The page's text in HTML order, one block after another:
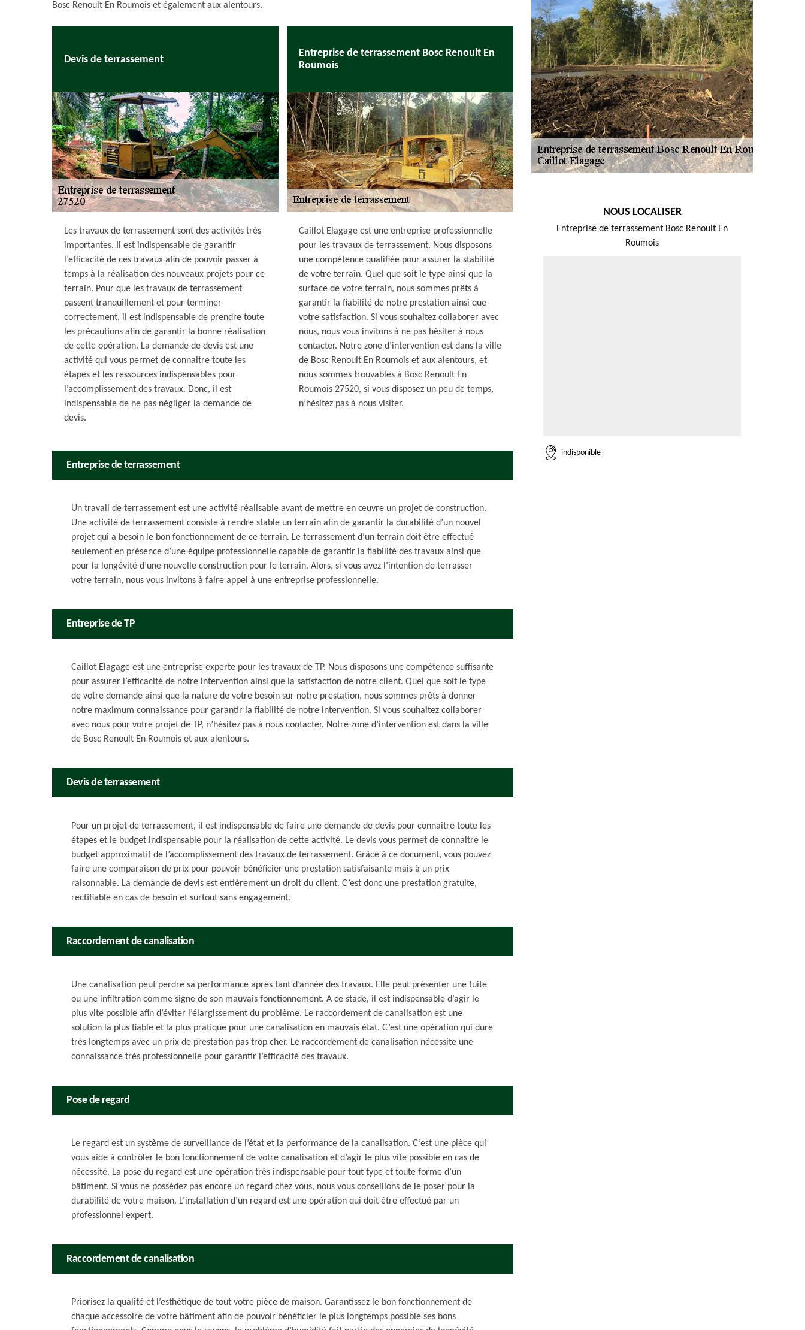
Bosc Renoult En Roumois et également aux alentours.
Devis de terrassement
Les travaux de terrassement sont des activités très
importantes. Il est indispensable de garantir
l’efficacité de ces travaux afin de pouvoir passer à
temps à la réalisation des nouveaux projets pour ce
terrain. Pour que les travaux de terrassement
passent tranquillement et pour terminer
correctement, il est indispensable de prendre toute
les précautions afin de garantir la bonne réalisation
de cette opération. La demande de devis est une
activité qui vous permet de connaitre toute les
étapes et les ressources indispensables pour
l’accomplissement des travaux. Donc, il est
indispensable de ne pas négliger la demande de
devis.
Entreprise de terrassement Bosc Renoult En
Roumois
Caillot Elagage est une entreprise professionnelle
pour les travaux de terrassement. Nous disposons
une compétence qualifiée pour assurer la stabilité
de votre terrain. Quel que soit le type ainsi que la
surface de votre terrain, nous sommes prêts à
garantir la fiabilité de notre prestation ainsi que
votre satisfaction. Si vous souhaitez collaborer avec
nous, nous vous invitons à ne pas hésiter à nous
contacter. Notre zone d’intervention est dans la ville
de Bosc Renoult En Roumois et aux alentours, et
nous sommes trouvables à Bosc Renoult En
Roumois 27520, si vous disposez un peu de temps,
n’hésitez pas à nous visiter.
Entreprise de terrassement
Un travail de terrassement est une activité réalisable avant de mettre en œuvre un projet de construction.
Une activité de terrassement consiste à rendre stable un terrain afin de garantir la durabilité d’un nouvel
projet qui a besoin le bon fonctionnement de ce terrain. Le terrassement d’un terrain doit être effectué
seulement en présence d’une équipe professionnelle capable de garantir la fiabilité des travaux ainsi que
pour la longévité d’une nouvelle construction pour le terrain. Alors, si vous avez l’intention de terrasser
votre terrain, nous vous invitons à faire appel à une entreprise professionnelle.
Entreprise de TP
Caillot Elagage est une entreprise experte pour les travaux de TP. Nous disposons une compétence suffisante
pour assurer l’efficacité de notre intervention ainsi que la satisfaction de notre client. Quel que soit le type
de votre demande ainsi que la nature de votre besoin sur notre prestation, nous sommes prêts à donner
notre maximum connaissance pour garantir la fiabilité de notre intervention. Si vous souhaitez collaborer
avec nous pour votre projet de TP, n’hésitez pas à nous contacter. Notre zone d’intervention est dans la ville
de Bosc Renoult En Roumois et aux alentours.
Devis de terrassement
Pour un projet de terrassement, il est indispensable de faire une demande de devis pour connaitre toute les
étapes et le budget indispensable pour la réalisation de cette activité. Le devis vous permet de connaitre le
budget approximatif de l’accomplissement des travaux de terrassement. Grâce à ce document, vous pouvez
faire une comparaison de prix pour pouvoir bénéficier une prestation satisfaisante mais à un prix
raisonnable. La demande de devis est entièrement un droit du client. C’est donc une prestation gratuite,
rectifiable en cas de besoin et surtout sans engagement.
Raccordement de canalisation
Une canalisation peut perdre sa performance après tant d’année des travaux. Elle peut présenter une fuite
ou une infiltration comme signe de son mauvais fonctionnement. A ce stade, il est indispensable d’agir le
plus vite possible afin d’éviter l’élargissement du problème. Le raccordement de canalisation est une
solution la plus fiable et la plus pratique pour une canalisation en mauvais état. C’est une opération qui dure
très longtemps avec un prix de prestation pas trop cher. Le raccordement de canalisation nécessite une
connaissance très professionnelle pour garantir l’efficacité des travaux.
Pose de regard
Le regard est un système de surveillance de l’état et la performance de la canalisation. C’est une pièce qui
vous aide à contrôler le bon fonctionnement de votre canalisation et d’agir le plus vite possible en cas de
nécessité. La pose du regard est une opération très indispensable pour tout type et toute forme d’un
bâtiment. Si vous ne possédez pas encore un regard chez vous, nous vous conseillons de le poser pour la
durabilité de votre maison. L’installation d’un regard est une opération qui doit être effectué par un
professionnel expert.
Raccordement de canalisation
Priorisez la qualité et l’esthétique de tout votre pièce de maison. Garantissez le bon fonctionnement de
chaque accessoire de votre bâtiment afin de pouvoir bénéficier le plus longtemps possible ses bons
NOUS LOCALISER
Entreprise de terrassement Bosc Renoult En
Roumois
indisponible